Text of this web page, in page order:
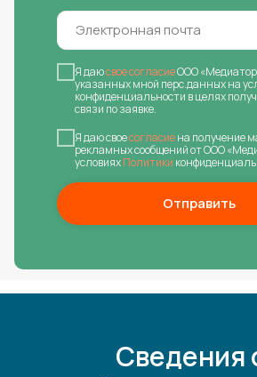
Я даюсвое согласиеООО
указанных мной перс.данных на
конфиденциальности в целях
связи по заявке.
Я даю своесогласиена получение
рекламных сообщений от ООО
условияхПолитики
Отправить
Сведения